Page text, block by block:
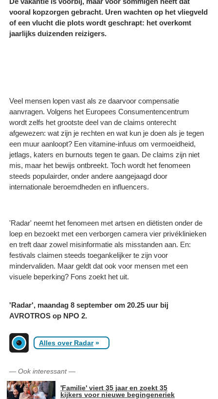
vooral kopzorgen gebracht. Uren wachten op het vliegveld
of een vlucht die plots wordt geschrapt: het overkomt
jaarlijks duizenden reizigers.
Veel mensen lopen vast als ze daarvoor compensatie
aanvragen. Volgens het Europees Consumentencentrum
wordt zelfs het grootste deel van de claims onterecht
afgewezen: wat zijn je rechten en wat kun je doen als je tegen
een muur aanloopt? Een vitamine-infuus om vermoeidheid,
jetlags, katers en burnouts tegen te gaan. De claims zijn niet
mis, maar het bewijs ontbreekt. Toch wordt het fenomeen
steeds populairder, onder andere aangejaagd door
internationale beroemdheden en influencers.
'Radar' neemt het fenomeen met artsen en diëtisten onder de
loep en bezoekt met een verborgen camera vier privéklinieken
en treft daar zowel misinformatie als misstanden aan. En:
festivals claimen steeds toegankelijker te zijn voor
mindervaliden. Maar geldt dat ook voor mensen met een
visuele beperking? Fons zoekt het uit.
'Radar', maandag 8 september om 20.25 uur bij
AVROTROS op NPO 2.
Alles over Radar»
— Ook interessant—
'Familie' viert 35 jaar en zoekt 35
kijkers voor nieuwe begingeneriek